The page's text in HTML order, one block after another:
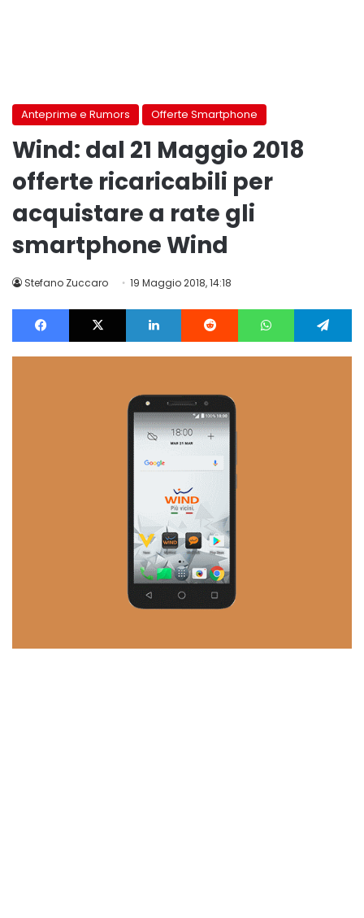
Anteprime e Rumors Offerte Smartphone
Wind: dal 21 Maggio 2018
offerte ricaricabili per
acquistare a rate gli
smartphone Wind
Stefano Zuccaro 19 Maggio 2018, 14:18
Facebook X LinkedIn Reddit WhatsApp